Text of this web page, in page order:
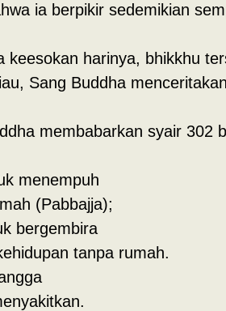
ia berpikir sedemikian
keesokan harinya, bhikkhu
Sang Buddha
membabarkan syair 302
menempuh
(Pabbajja);
bergembira
tanpa rumah.